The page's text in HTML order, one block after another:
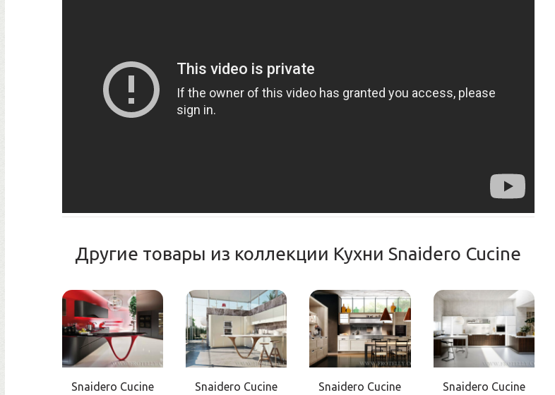
Другие товары из коллекции Кухни Snaidero Cucine
Snaidero Cucine
Snaidero Cucine
Snaidero Cucine
Snaidero Cucine